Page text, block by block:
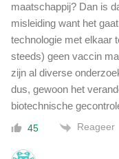
maatschappij? Dan is
misleiding want het
technologie met elkaar
steeds) geen vaccin
zijn al diverse
dus, gewoon het
biotechnische
45 Reageer